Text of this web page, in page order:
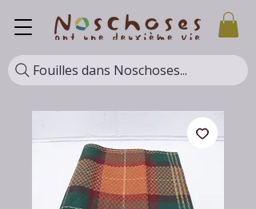
Fouilles dans Noschoses...